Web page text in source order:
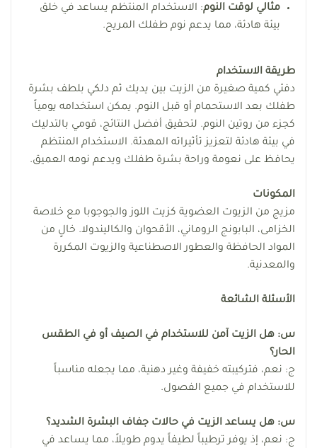
مثالي لوقت النوم: الاستخدام المنتظم يساعد في خلق
بيئة هادئة، مما يدعم نوم طفلك المريح.
طريقة الاستخدام
دفئي كمية صغيرة من الزيت بين يديك ثم دلكي بلطف بشرة
طفلك بعد الاستحمام أو قبل النوم. يمكن استخدامه يومياً
كجزء من روتين النوم. لتحقيق أفضل النتائج، قومي بالتدليك
في بيئة هادئة لتعزيز تأثيراته المهدئة. الاستخدام المنتظم
يحافظ على نعومة وراحة بشرة طفلك ويدعم نومه العميق.
المكونات
مزيج من الزيوت العضوية كزيت اللوز والجوجوبا مع خلاصة
الخزامى، البابونج الروماني، الأقحوان والكاليندولا. خالٍ من
المواد الحافظة والعطور الاصطناعية والزيوت المكررة
والمعدنية.
الأسئلة الشائعة
س: هل الزيت آمن للاستخدام في الصيف أو في الطقس
الحار؟
ج: نعم، فتركيبته خفيفة وغير دهنية، مما يجعله مناسباً
للاستخدام في جميع الفصول.
س: هل يساعد الزيت في حالات جفاف البشرة الشديد؟
ج: نعم، إذ يوفر ترطيباً لطيفاً يدوم طويلاً، مما يساعد في